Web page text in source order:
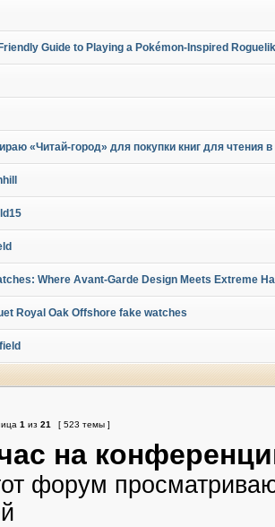
Guide to Playing a Pokémon-Inspired
«Читай-город» для покупки книг для чтения
Where Avant-Garde Design Meets Extreme
Royal Oak Offshore fake watches
1 из 21 [ 523 темы ]
на
форум